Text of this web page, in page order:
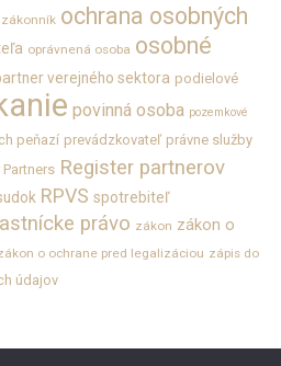
zákonník ochrana osobných
oprávnená osoba osobné
verejného sektora podielové
povinná osoba pozemkové
peňazí prevádzkovateľ právne služby
Register partnerov
RPVS spotrebiteľ
právo zákon zákon o
o ochrane pred legalizáciou zápis do
údajov